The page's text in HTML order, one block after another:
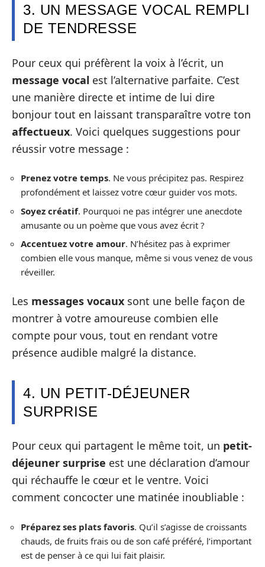
3. UN MESSAGE VOCAL REMPLI
DE TENDRESSE
Pour ceux qui préfèrent la voix à l’écrit, un
message vocal est l’alternative parfaite. C’est
une manière directe et intime de lui dire
bonjour tout en laissant transparaître votre ton
affectueux. Voici quelques suggestions pour
réussir votre message :
Prenez votre temps. Ne vous précipitez pas. Respirez
profondément et laissez votre cœur guider vos mots.
Soyez créatif. Pourquoi ne pas intégrer une anecdote
amusante ou un poème que vous avez écrit ?
Accentuez votre amour. N’hésitez pas à exprimer
combien elle vous manque, même si vous venez de vous
réveiller.
Les messages vocaux sont une belle façon de
montrer à votre amoureuse combien elle
compte pour vous, tout en rendant votre
présence audible malgré la distance.
4. UN PETIT-DÉJEUNER
SURPRISE
Pour ceux qui partagent le même toit, un petit-
déjeuner surprise est une déclaration d’amour
qui réchauffe le cœur et le ventre. Voici
comment concocter une matinée inoubliable :
Préparez ses plats favoris. Qu’il s’agisse de croissants
chauds, de fruits frais ou de son café préféré, l’important
est de penser à ce qui lui fait plaisir.